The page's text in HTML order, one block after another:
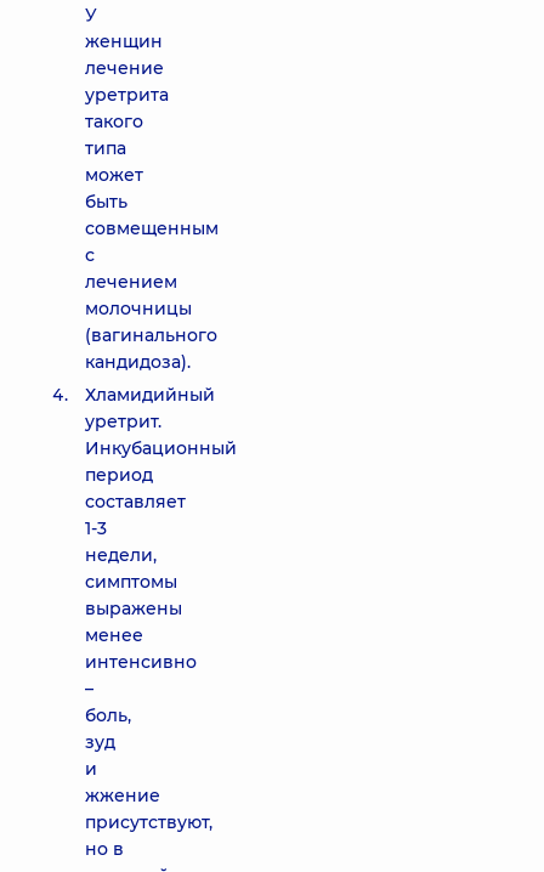
У
женщин
лечение
уретрита
такого
типа
может
быть
совмещенным
с
лечением
молочницы
(вагинального
кандидоза).
Хламидийный
уретрит.
Инкубационный
период
составляет
1-3
недели,
симптомы
выражены
менее
интенсивно
–
боль,
зуд
и
жжение
присутствуют,
но в